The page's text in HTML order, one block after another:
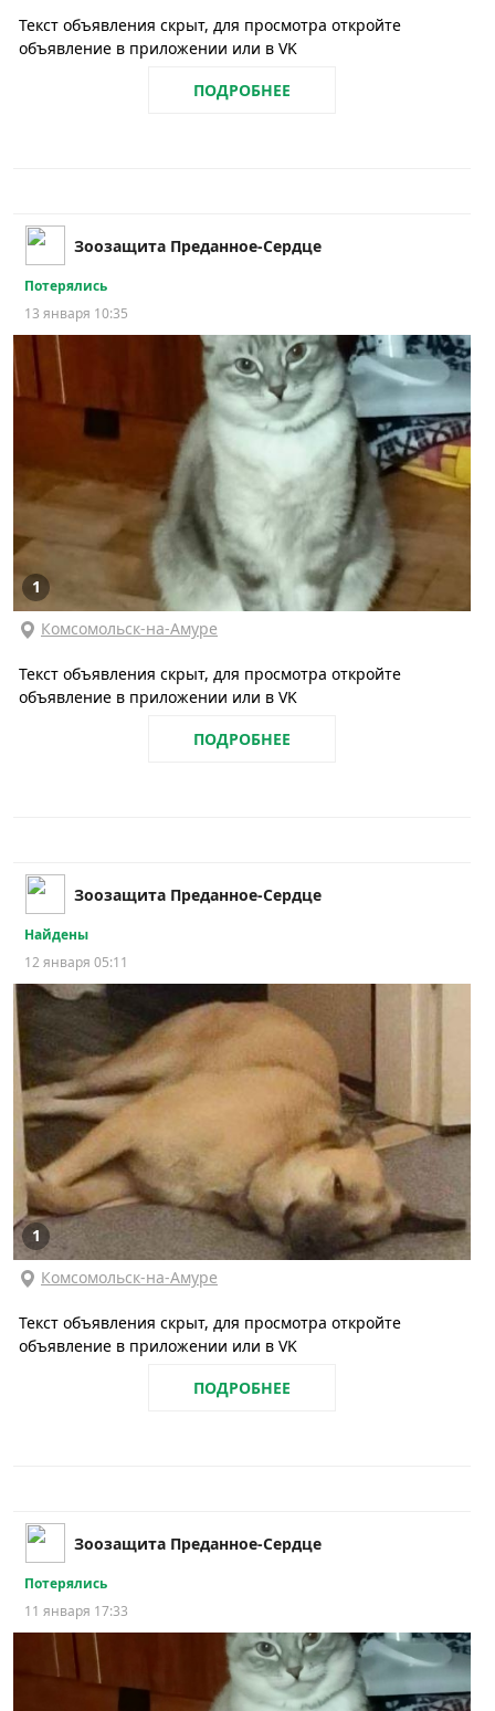
Текст объявления скрыт, для просмотра откройте
объявление в приложении или в VK
ПОДРОБНЕЕ
Зоозащита Преданное-Сердце
Потерялись
13 января 10:35
1
Комсомольск-на-Амуре
Текст объявления скрыт, для просмотра откройте
объявление в приложении или в VK
ПОДРОБНЕЕ
Зоозащита Преданное-Сердце
Найдены
12 января 05:11
1
Комсомольск-на-Амуре
Текст объявления скрыт, для просмотра откройте
объявление в приложении или в VK
ПОДРОБНЕЕ
Зоозащита Преданное-Сердце
Потерялись
11 января 17:33